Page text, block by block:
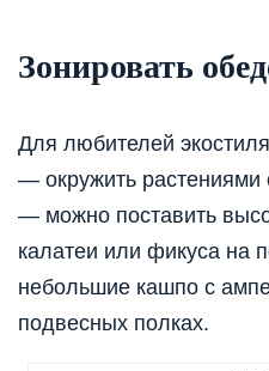
Зонировать
Для любителей
— окружить растениями
— можно поставить
калатеи или фикуса на
небольшие кашпо с
подвесных полках.